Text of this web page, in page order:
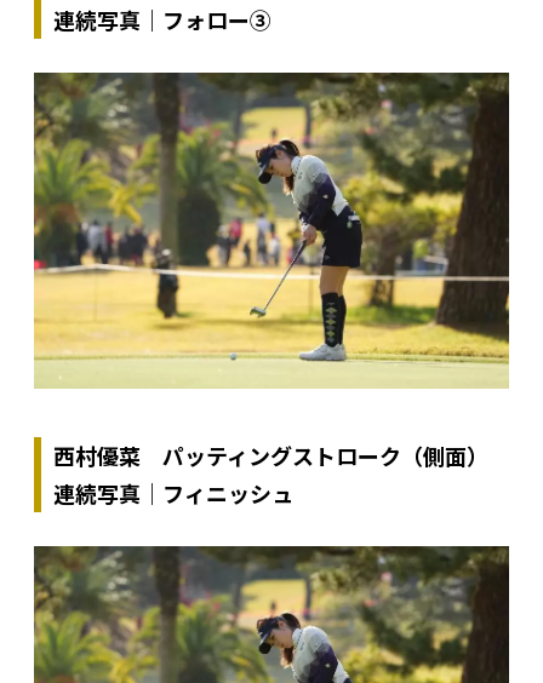
連続写真｜フォロー③
西村優菜 パッティングストローク（側面）
連続写真｜フィニッシュ